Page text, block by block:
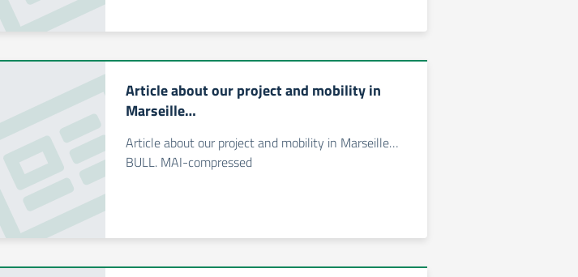
Article about our project and mobility in
Marseille…
Article about our project and mobility in Marseille…
BULL. MAI-compressed